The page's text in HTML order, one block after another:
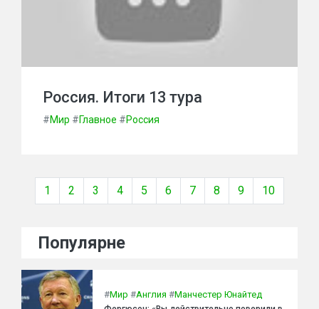
Россия. Итоги 13 тура
#Мир #Главное #Россия
1 2 3 4 5 6 7 8 9 10
Популярне
#Мир #Англия #Манчестер Юнайтед